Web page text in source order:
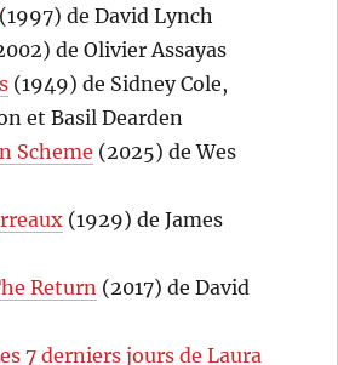
de David Lynch
de Olivier Assayas
(1949) de Sidney Cole,
et Basil Dearden
Scheme (2025) de Wes
(1929) de James
Return (2017) de David
7 derniers jours de Laura